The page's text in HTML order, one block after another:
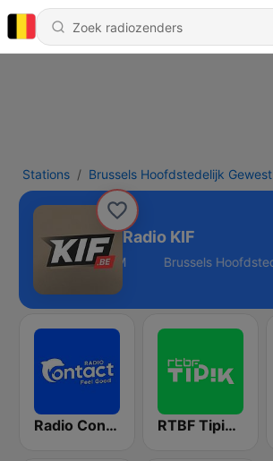
Stations Brussels Hoofdstedelijk Gewest
Radio KIF
Gewest - 97.8 FM
Radio Contact RTBF Tipik FM